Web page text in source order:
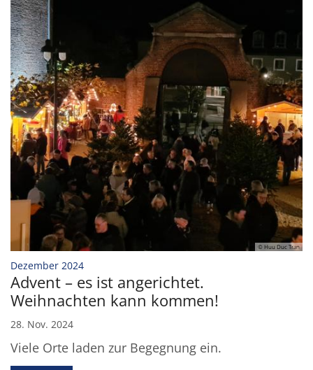
© Huu Duc Tran
Dezember 2024:
Advent – es ist angerichtet.
Weihnachten kann kommen!
28. Nov. 2024
Viele Orte laden zur Begegnung ein.